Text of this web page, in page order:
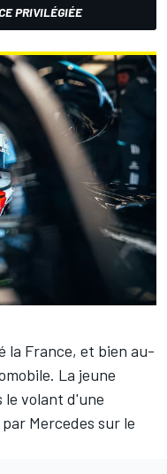
PRIVILÉGIÉE
la France, et bien au-
La jeune
le volant d'une
par Mercedes sur le